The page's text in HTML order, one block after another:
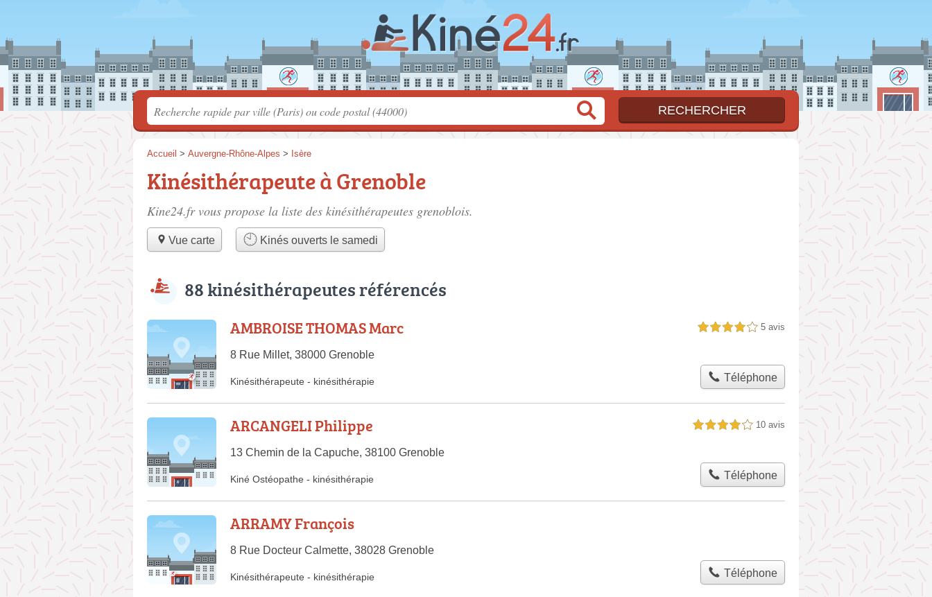
Accueil > Auvergne-Rhône-Alpes > Isère
Kinésithérapeute à Grenoble
Kine24.fr vous propose la liste des kinésithérapeutes grenoblois.
Vue carte Kinés ouverts le samedi
88 kinésithérapeutes référencés
AMBROISE THOMAS Marc
8 Rue Millet, 38000 Grenoble
4,0 étoiles sur 5 5 avis
Kinésithérapeute - kinésithérapie Téléphone
ARCANGELI Philippe
13 Chemin de la Capuche, 38100 Grenoble
4,0 étoiles sur 5 10 avis
Kiné Ostéopathe - kinésithérapie Téléphone
ARRAMY François
8 Rue Docteur Calmette, 38028 Grenoble
Kinésithérapeute - kinésithérapie Téléphone